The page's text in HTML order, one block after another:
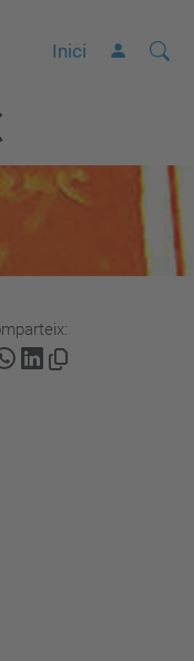
Inici Cerca
C
a
a
v
a